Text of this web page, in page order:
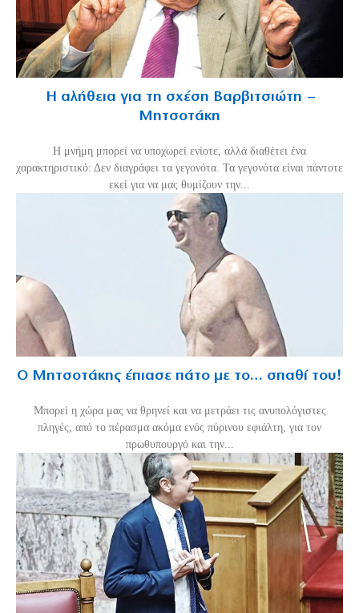
Η αλήθεια για τη σχέση Βαρβιτσιώτη –
Μητσοτάκη
H μνήμη μπορεί να υποχωρεί ενίοτε, αλλά διαθέτει ένα
χαρακτηριστικό: Δεν διαγράφει τα γεγονότα. Τα γεγονότα είναι πάντοτε
εκεί για να μας θυμίζουν την...
Ο Μητσοτάκης έπιασε πάτο με το… σπαθί του!
Mπορεί η χώρα μας να θρηνεί και να μετράει τις ανυπολόγιστες
πληγές, από το πέρασμα ακόμα ενός πύρινου εφιάλτη, για τον
πρωθυπουργό και την...